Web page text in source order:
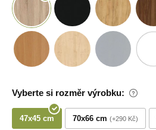
Vyberte si rozměr výrobku:
47x45 cm 70x66 cm +290 Kč